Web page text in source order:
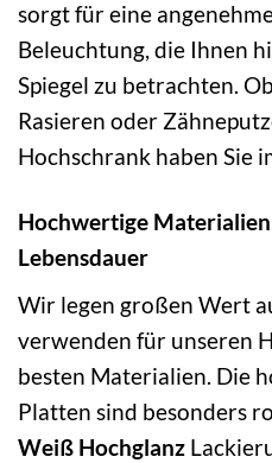
sorgt für eine
Beleuchtung, die Ihnen
Spiegel zu betrachten.
Rasieren oder
Hochschrank haben Sie
Hochwertige
Lebensdauer
Wir legen großen Wert
verwenden für unseren
besten Materialien. Die
Platten sind besonders
Weiß Hochglanz